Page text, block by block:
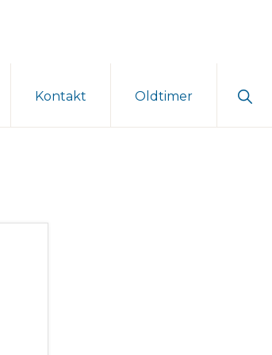
Kontakt Oldtimer